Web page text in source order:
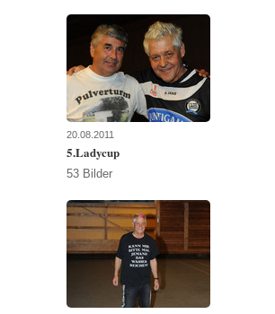
20.08.2011
5.Ladycup
53 Bilder